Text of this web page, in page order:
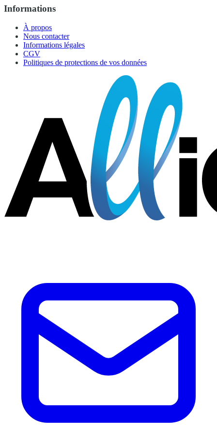
Informations
À propos
Nous contacter
Informations légales
CGV
Politiques de protections de vos données